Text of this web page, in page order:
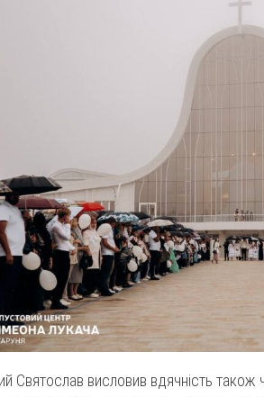
Святослав висловив вдячність